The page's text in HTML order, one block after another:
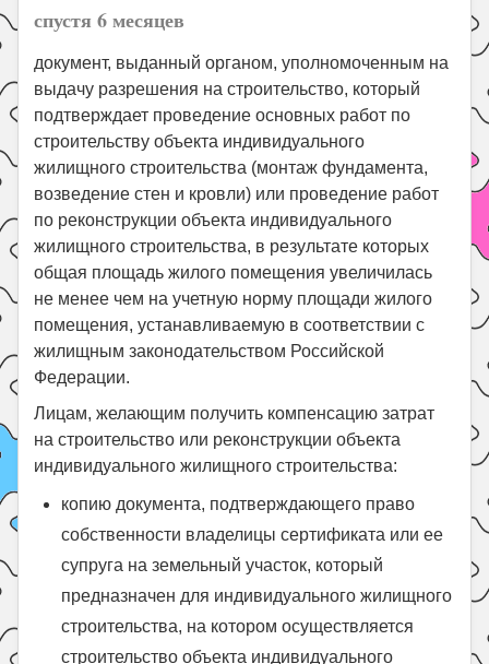
спустя 6 месяцев
документ, выданный органом, уполномоченным на
выдачу разрешения на строительство, который
подтверждает проведение основных работ по
строительству объекта индивидуального
жилищного строительства (монтаж фундамента,
возведение стен и кровли) или проведение работ
по реконструкции объекта индивидуального
жилищного строительства, в результате которых
общая площадь жилого помещения увеличилась
не менее чем на учетную норму площади жилого
помещения, устанавливаемую в соответствии с
жилищным законодательством Российской
Федерации.
Лицам, желающим получить компенсацию затрат
на строительство или реконструкции объекта
индивидуального жилищного строительства:
копию документа, подтверждающего право
собственности владелицы сертификата или ее
супруга на земельный участок, который
предназначен для индивидуального жилищного
строительства, на котором осуществляется
строительство объекта индивидуального